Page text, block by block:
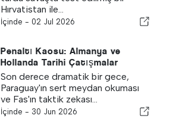
Hırvatistan ile...
İçinde - 02 Jul 2026
Penaltı Kaosu: Almanya ve
Hollanda Tarihi Çatışmalar
Dramasında Ayrıldı
Son derece dramatik bir gece,
Paraguay'ın sert meydan okuması
ve Fas'ın taktik zekası...
İçinde - 30 Jun 2026